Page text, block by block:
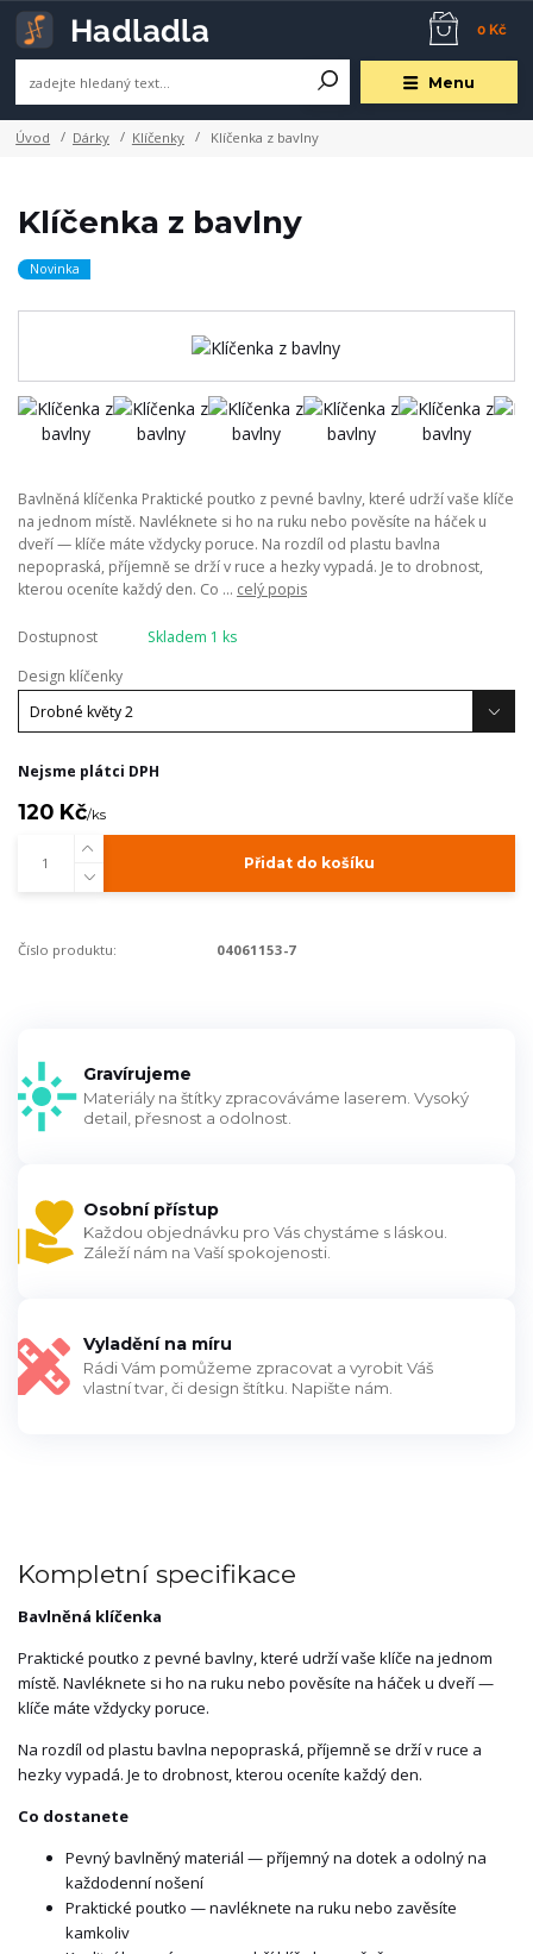
Menu
0 Kč
Úvod Dárky Klíčenky Klíčenka z bavlny
Klíčenka z bavlny
Novinka
Bavlněná klíčenka Praktické poutko z pevné bavlny, které udrží vaše klíče
na jednom místě. Navléknete si ho na ruku nebo pověsíte na háček u
dveří — klíče máte vždycky poruce. Na rozdíl od plastu bavlna
nepopraská, příjemně se drží v ruce a hezky vypadá. Je to drobnost,
kterou oceníte každý den. Co ... celý popis
Dostupnost
Skladem 1 ks
Design klíčenky
Nejsme plátci DPH
120 Kč/ks
Přidat do košíku
Číslo produktu: 04061153-7
Gravírujeme
Materiály na štítky zpracováváme laserem. Vysoký
detail, přesnost a odolnost.
Osobní přístup
Každou objednávku pro Vás chystáme s láskou.
Záleží nám na Vaší spokojenosti.
Vyladění na míru
Rádi Vám pomůžeme zpracovat a vyrobit Váš
vlastní tvar, či design štítku. Napište nám.
Kompletní specifikace
Bavlněná klíčenka
Praktické poutko z pevné bavlny, které udrží vaše klíče na jednom
místě. Navléknete si ho na ruku nebo pověsíte na háček u dveří —
klíče máte vždycky poruce.
Na rozdíl od plastu bavlna nepopraská, příjemně se drží v ruce a
hezky vypadá. Je to drobnost, kterou oceníte každý den.
Co dostanete
Pevný bavlněný materiál — příjemný na dotek a odolný na
každodenní nošení
Praktické poutko — navléknete na ruku nebo zavěsíte
kamkoliv